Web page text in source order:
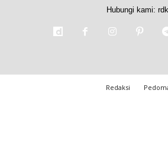
Hubungi kami:
Redaksi